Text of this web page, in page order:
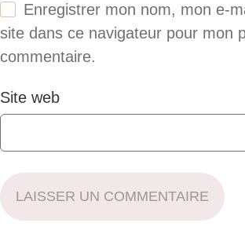
Enregistrer mon nom, mon e-
site dans ce navigateur pour mon
commentaire.
Site web
LAISSER UN COMMENTAIRE